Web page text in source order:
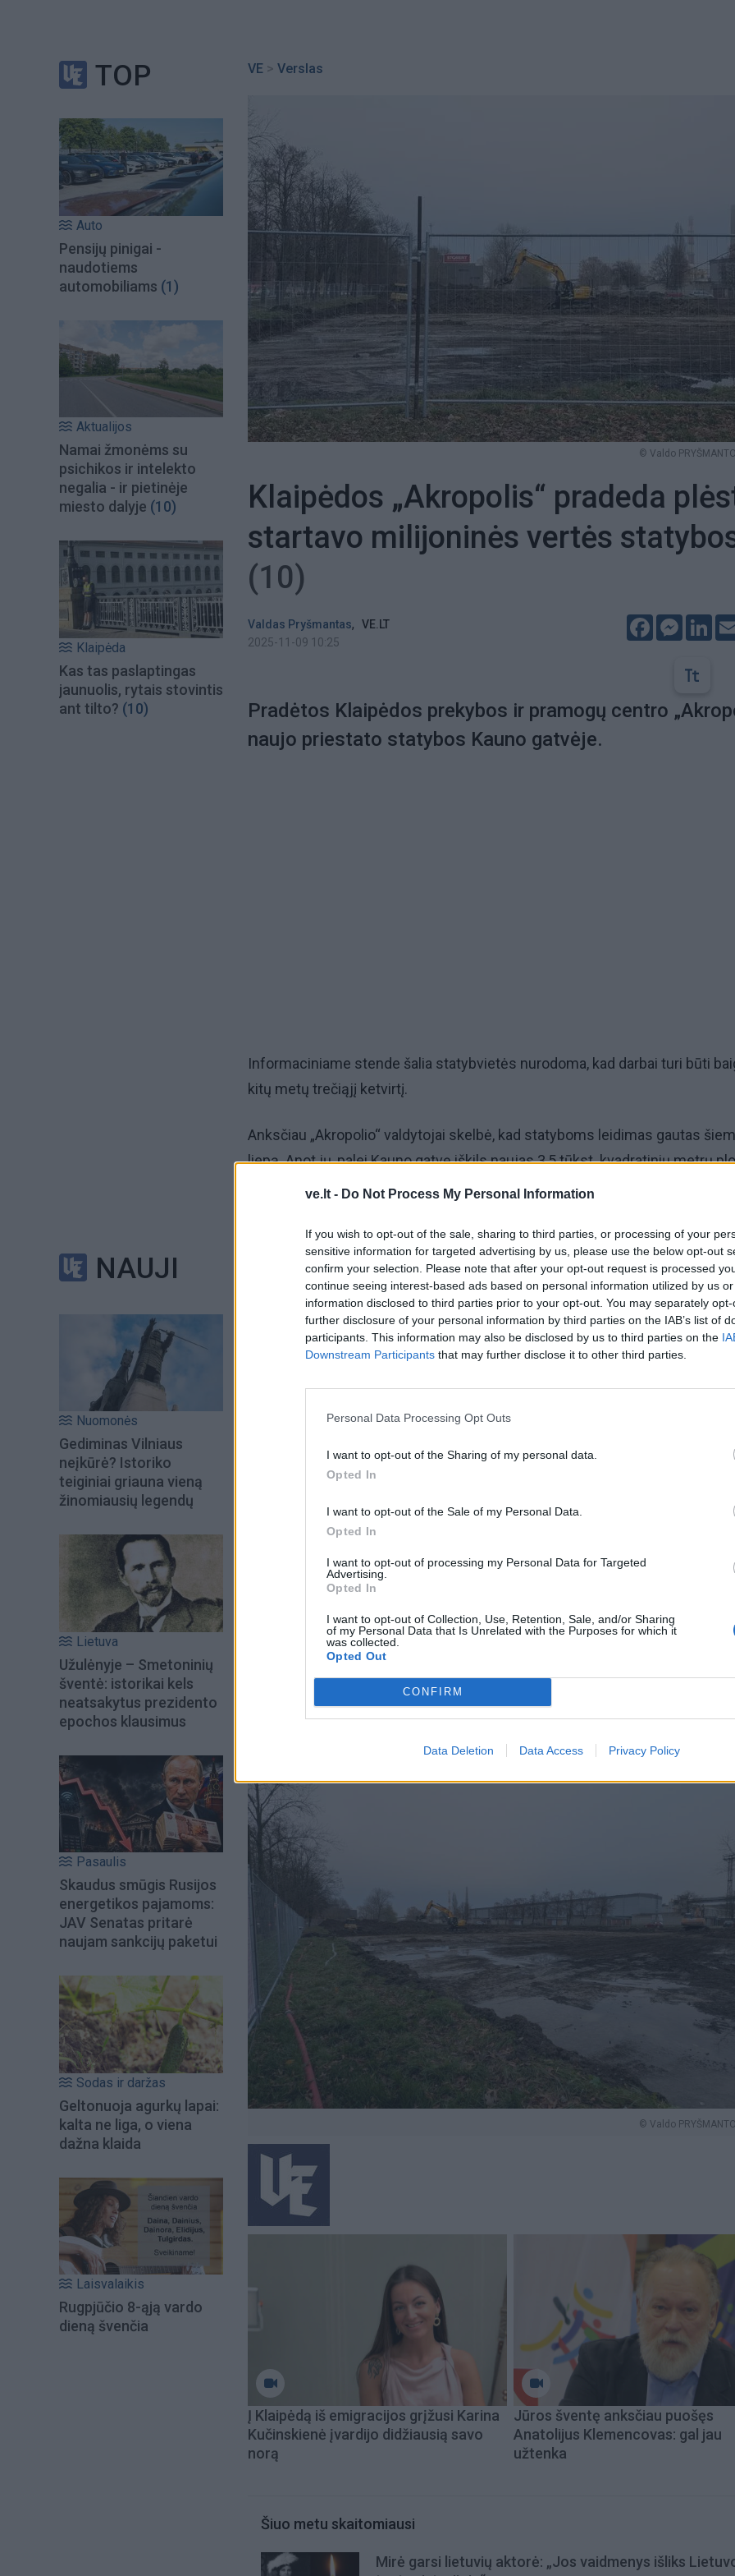
ve.lt - Do Not Process My Personal Information
If you wish to opt-out of the sale, sharing to third parties, or processing of your
sensitive information for targeted advertising by us, please use the below opt-out
confirm your selection. Please note that after your opt-out request is processed
continue seeing interest-based ads based on personal information utilized by us
information disclosed to third parties prior to your opt-out. You may separately
further disclosure of your personal information by third parties on the IAB’s list of
participants. This information may also be disclosed by us to third parties on the
Downstream Participants that may further disclose it to other third parties.
Personal Data Processing Opt Outs
I want to opt-out of the Sharing of my personal data.
Opted In
I want to opt-out of the Sale of my Personal Data.
Opted In
I want to opt-out of processing my Personal Data for Targeted
Advertising.
Opted In
I want to opt-out of Collection, Use, Retention, Sale, and/or Sharing
of my Personal Data that Is Unrelated with the Purposes for which it
was collected.
Opted Out
CONFIRM
Data Deletion Data Access Privacy Policy
TOP
Auto
Pensijų pinigai -
naudotiems
automobiliams (1)
Aktualijos
Namai žmonėms su
psichikos ir intelekto
negalia - ir pietinėje
miesto dalyje (10)
Klaipėda
Kas tas paslaptingas
jaunuolis, rytais stovintis
ant tilto? (10)
NAUJI
Nuomonės
Gediminas Vilniaus
neįkūrė? Istoriko
teiginiai griauna vieną
žinomiausių legendų
Lietuva
Užulėnyje – Smetoninių
šventė: istorikai kels
neatsakytus prezidento
epochos klausimus
Pasaulis
Skaudus smūgis Rusijos
energetikos pajamoms:
JAV Senatas pritarė
naujam sankcijų paketui
Sodas ir daržas
Geltonuoja agurkų lapai:
kalta ne liga, o viena
dažna klaida
Laisvalaikis
Rugpjūčio 8-ąją vardo
dieną švenčia
VE > Verslas
© Valdo
Klaipėdos „Akropolis“ pradeda
startavo milijoninės vertės
(10)
Valdas Pryšmantas,
VE.LT
2025-11-09 10:25
Facebook
Pradėtos Klaipėdos prekybos ir pramogų centro
naujo priestato statybos Kauno gatvėje.
Informaciniame stende šalia statybvietės nurodoma, kad darbai turi būti
kitų metų trečiąjį ketvirtį.
Anksčiau „Akropolio“ valdytojai skelbė, kad statyboms leidimas gautas
liepą. Anot jų, palei Kauno gatvę iškils naujas 3,5 tūkst. kvadratinių metrų
priestatas parduotuvėms, šalia jo bus įrengta 220 vietų automobiliams
Į šią plėtrą ketinama investuoti apie 6 mln. eurų.
„Akropolio“ grupei priklausančios nekilnojamojo turto bendrovės „Taikos
užsakymu darbus atlieka Vilniaus statybų įmonė „Baltijos pašvaistė“.
© Valdo
© Valdo
Į Klaipėdą iš emigracijos grįžusi Karina
Kučinskienė įvardijo didžiausią savo
norą
Jūros šventę anksčiau puošęs
Anatolijus Klemencovas: gal jau
užtenka
Šiuo metu skaitomiausi
Mirė garsi lietuvių aktorė: „Jos vaidmenys išliks